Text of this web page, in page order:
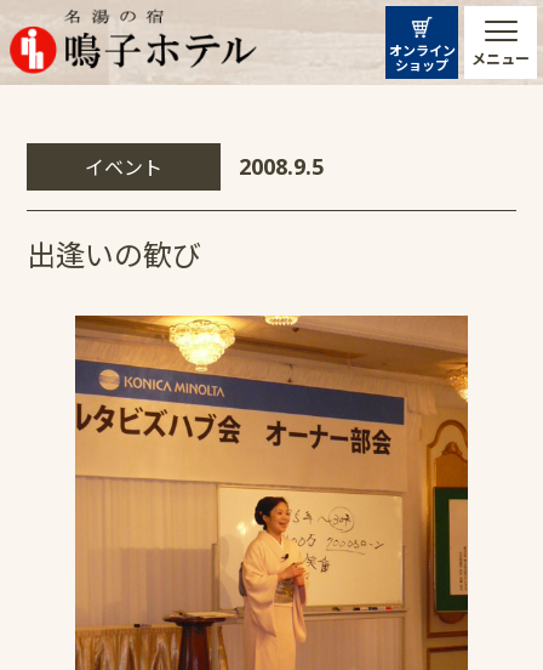
メニュー
オンライン
ショップ
イベント 2008.9.5
出逢いの歓び